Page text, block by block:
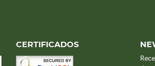
CERTIFICADOS